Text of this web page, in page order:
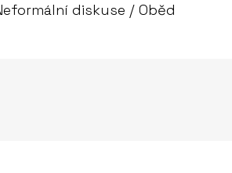
diskuse / Oběd